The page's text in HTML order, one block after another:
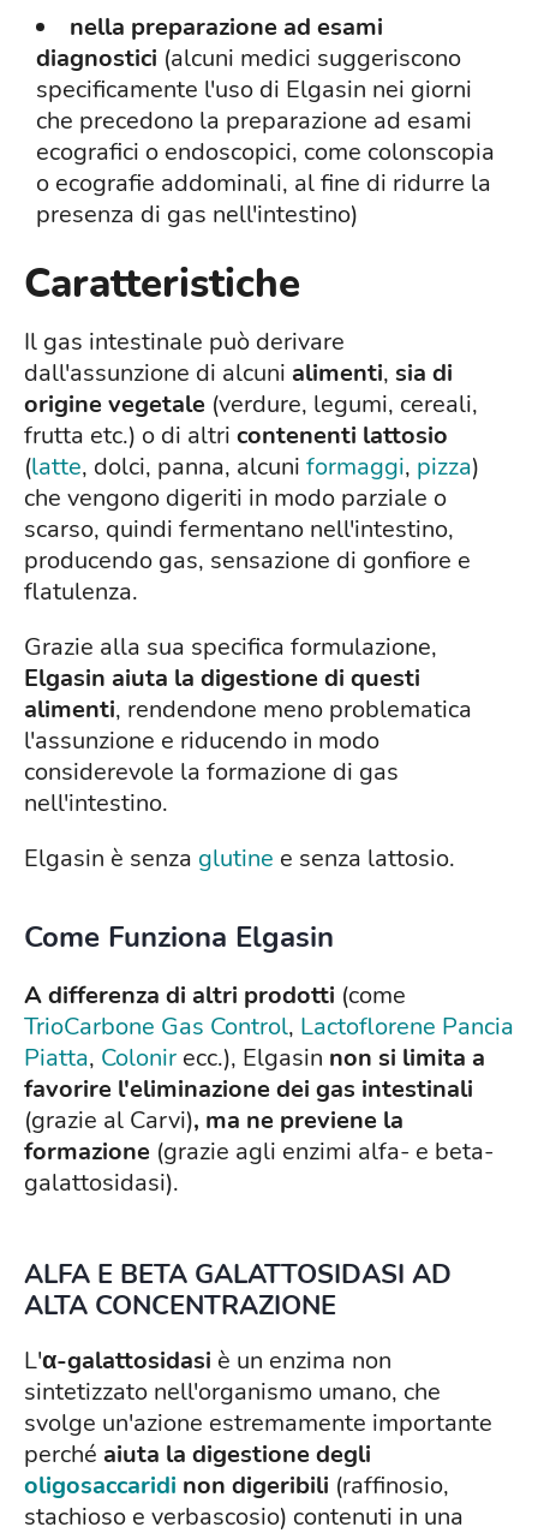
nella preparazione ad esami
diagnostici (alcuni medici suggeriscono
specificamente l'uso di Elgasin nei giorni
che precedono la preparazione ad esami
ecografici o endoscopici, come colonscopia
o ecografie addominali, al fine di ridurre la
presenza di gas nell'intestino)
Caratteristiche
Il gas intestinale può derivare
dall'assunzione di alcuni alimenti, sia di
origine vegetale (verdure, legumi, cereali,
frutta etc.) o di altri contenenti lattosio
(latte, dolci, panna, alcuni formaggi, pizza)
che vengono digeriti in modo parziale o
scarso, quindi fermentano nell'intestino,
producendo gas, sensazione di gonfiore e
flatulenza.
Grazie alla sua specifica formulazione,
Elgasin aiuta la digestione di questi
alimenti, rendendone meno problematica
l'assunzione e riducendo in modo
considerevole la formazione di gas
nell'intestino.
Elgasin è senza glutine e senza lattosio.
Come Funziona Elgasin
A differenza di altri prodotti (come
TrioCarbone Gas Control, Lactoflorene Pancia
Piatta, Colonir ecc.), Elgasin non si limita a
favorire l'eliminazione dei gas intestinali
(grazie al Carvi), ma ne previene la
formazione (grazie agli enzimi alfa- e beta-
galattosidasi).
ALFA E BETA GALATTOSIDASI AD
ALTA CONCENTRAZIONE
L'α-galattosidasi è un enzima non
sintetizzato nell'organismo umano, che
svolge un'azione estremamente importante
perché aiuta la digestione degli
oligosaccaridi non digeribili (raffinosio,
stachioso e verbascosio) contenuti in una